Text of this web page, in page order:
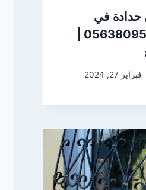
حدادة في
فبراير 27, 2024